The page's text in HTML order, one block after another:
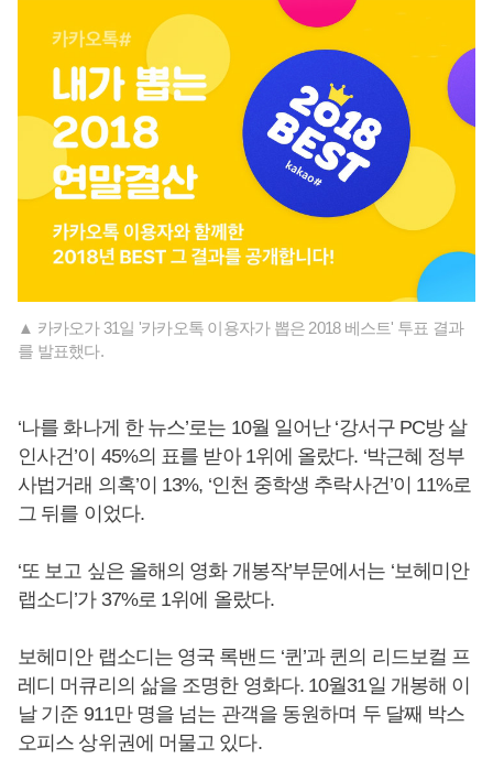
▲ 카카오가 31일 '카카오톡 이용자가 뽑은 2018 베스트' 투표 결과
를 발표했다.
‘나를 화나게 한 뉴스’로는 10월 일어난 ‘강서구 PC방 살
인사건’이 45%의 표를 받아 1위에 올랐다. ‘박근혜 정부
사법거래 의혹’이 13%, ‘인천 중학생 추락사건’이 11%로
그 뒤를 이었다.
‘또 보고 싶은 올해의 영화 개봉작’부문에서는 ‘보헤미안
랩소디’가 37%로 1위에 올랐다.
보헤미안 랩소디는 영국 록밴드 ‘퀸’과 퀸의 리드보컬 프
레디 머큐리의 삶을 조명한 영화다. 10월31일 개봉해 이
날 기준 911만 명을 넘는 관객을 동원하며 두 달째 박스
오피스 상위권에 머물고 있다.